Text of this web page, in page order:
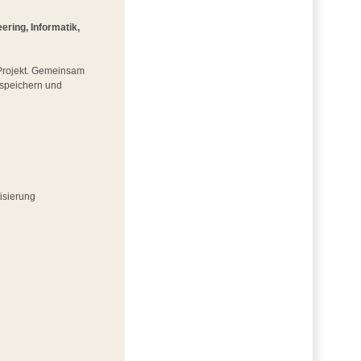
Informatik,
Gemeinsam
und